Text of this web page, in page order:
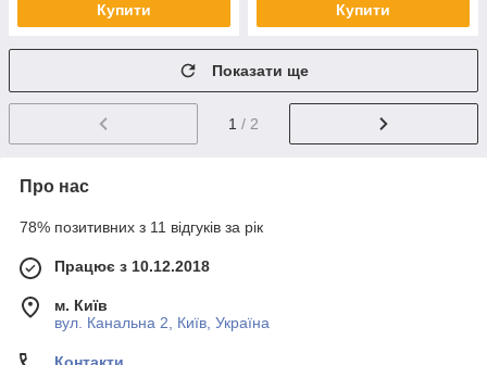
Купити Купити
Показати ще
1 / 2
Про нас
78% позитивних з 11 відгуків за рік
Працює з 10.12.2018
м. Київ
вул. Канальна 2, Київ, Україна